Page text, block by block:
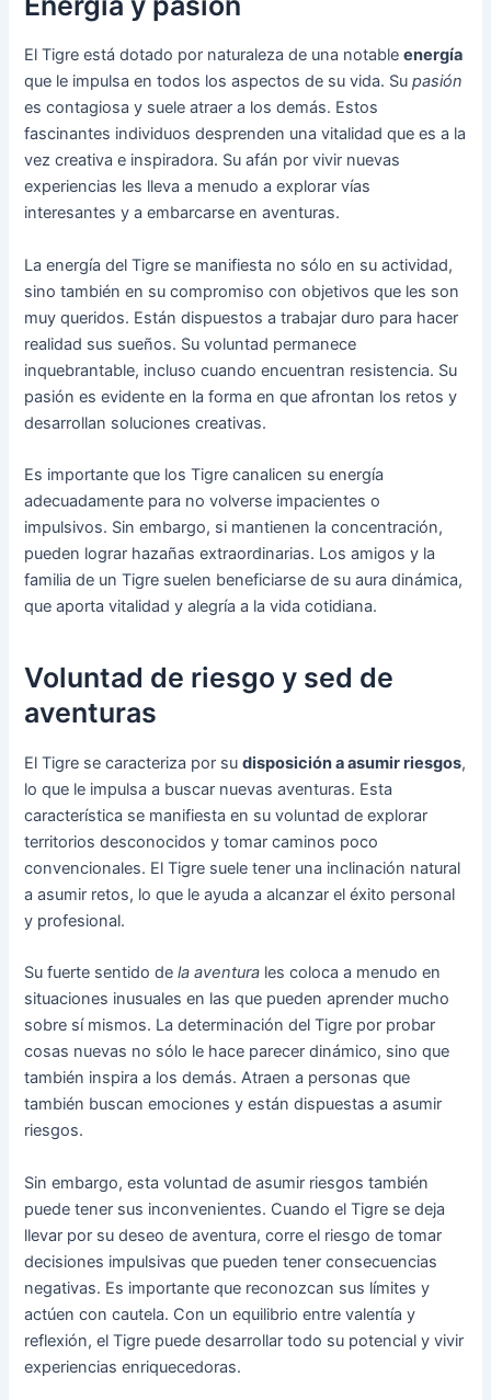
El Tigre está dotado por naturaleza de una notableenergía
que le impulsa en todos los aspectos de su vida. Supasión
es contagiosa y suele atraer a los demás. Estos
fascinantes individuos desprenden una vitalidad que es a la
vez creativa e inspiradora. Su afán por vivir nuevas
experiencias les lleva a menudo a explorar vías
interesantes y a embarcarse en aventuras.
La energía del Tigre se manifiesta no sólo en su actividad,
sino también en su compromiso con objetivos que les son
muy queridos. Están dispuestos a trabajar duro para hacer
realidad sus sueños. Su voluntad permanece
inquebrantable, incluso cuando encuentran resistencia. Su
pasión es evidente en la forma en que afrontan los retos y
desarrollan soluciones creativas.
Es importante que los Tigre canalicen su energía
adecuadamente para no volverse impacientes o
impulsivos. Sin embargo, si mantienen la concentración,
pueden lograr hazañas extraordinarias. Los amigos y la
familia de un Tigre suelen beneficiarse de su aura dinámica,
que aporta vitalidad y alegría a la vida cotidiana.
Voluntad de riesgo y sed de
aventuras
El Tigre se caracteriza por sudisposición a asumir riesgos,
lo que le impulsa a buscar nuevas aventuras. Esta
característica se manifiesta en su voluntad de explorar
territorios desconocidos y tomar caminos poco
convencionales. El Tigre suele tener una inclinación natural
a asumir retos, lo que le ayuda a alcanzar el éxito personal
y profesional.
Su fuerte sentido dela aventura les coloca a menudo en
situaciones inusuales en las que pueden aprender mucho
sobre sí mismos. La determinación del Tigre por probar
cosas nuevas no sólo le hace parecer dinámico, sino que
también inspira a los demás. Atraen a personas que
también buscan emociones y están dispuestas a asumir
riesgos.
Sin embargo, esta voluntad de asumir riesgos también
puede tener sus inconvenientes. Cuando el Tigre se deja
llevar por su deseo de aventura, corre el riesgo de tomar
decisiones impulsivas que pueden tener consecuencias
negativas. Es importante que reconozcan sus límites y
actúen con cautela. Con un equilibrio entre valentía y
reflexión, el Tigre puede desarrollar todo su potencial y vivir
experiencias enriquecedoras.